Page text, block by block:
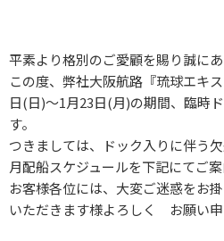
平素より格別のご愛顧を賜り誠にあ
この度、弊社大阪航路『琉球エキ
日(日)～1月23日(月)の期間、臨時
す。
つきましては、ドック入りに伴う
月配船スケジュールを下記にてご
お客様各位には、大変ご迷惑をお
いただきます様よろしく お願い申